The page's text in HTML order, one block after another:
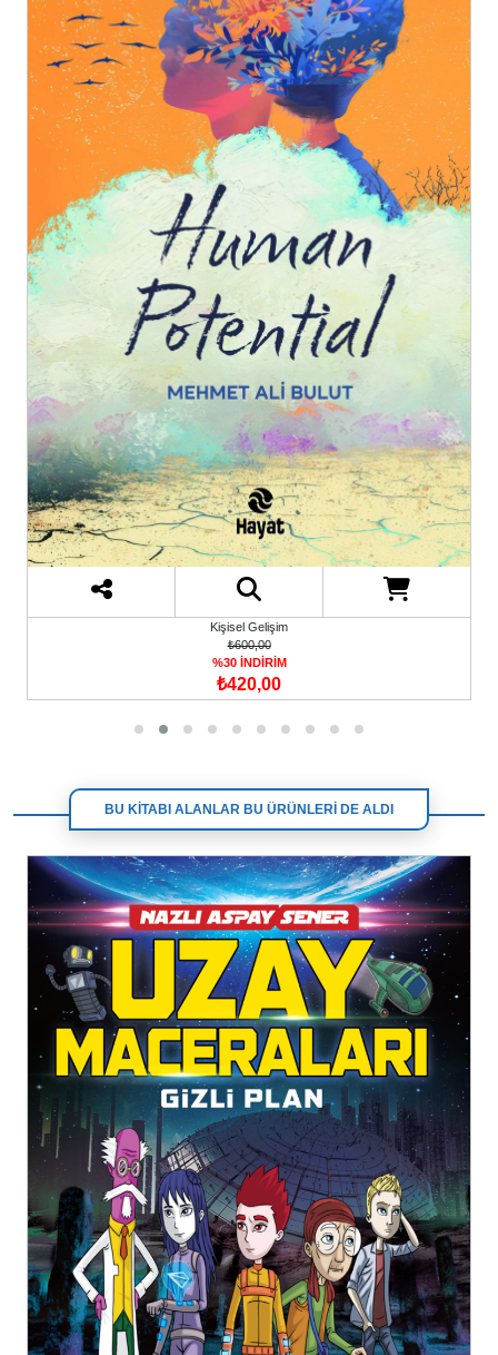
Kişisel Gelişim
₺600,00
%30 İNDİRİM
₺420,00
BU KİTABI ALANLAR BU ÜRÜNLERİ DE ALDI